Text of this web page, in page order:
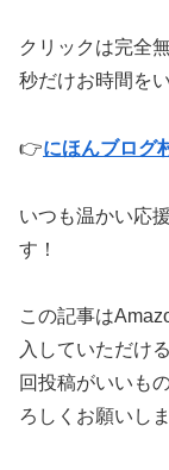
クリックは完全
秒だけお時間を
👉にほんブログ
いつも温かい応
す！
この記事は
入していただけ
回投稿がいいも
ろしくお願いし